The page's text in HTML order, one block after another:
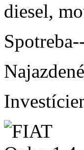
diesel,
Spotreba
Najazdené
Investície